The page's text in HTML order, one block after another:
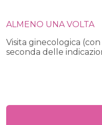
ALMENO UNA VOLTA
Visita ginecologica
seconda delle